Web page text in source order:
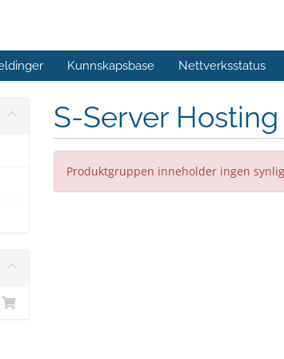
Kunnskapsbase Nettverksstatus
S-Server Hosting
Produktgruppen inneholder ingen